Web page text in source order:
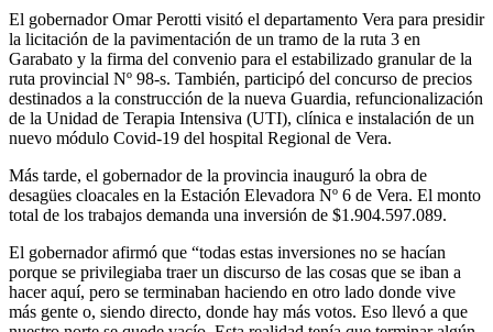
El gobernador Omar Perotti visitó el departamento Vera para presidir
la licitación de la pavimentación de un tramo de la ruta 3 en
Garabato y la firma del convenio para el estabilizado granular de la
ruta provincial Nº 98-s. También, participó del concurso de precios
destinados a la construcción de la nueva Guardia, refuncionalización
de la Unidad de Terapia Intensiva (UTI), clínica e instalación de un
nuevo módulo Covid-19 del hospital Regional de Vera.
Más tarde, el gobernador de la provincia inauguró la obra de
desagües cloacales en la Estación Elevadora Nº 6 de Vera. El monto
total de los trabajos demanda una inversión de $1.904.597.089.
El gobernador afirmó que “todas estas inversiones no se hacían
porque se privilegiaba traer un discurso de las cosas que se iban a
hacer aquí, pero se terminaban haciendo en otro lado donde vive
más gente o, siendo directo, donde hay más votos. Eso llevó a que